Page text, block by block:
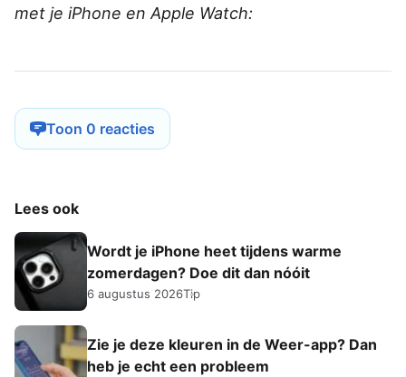
met je iPhone en Apple Watch:
Toon 0 reacties
Lees ook
Wordt je iPhone heet tijdens warme
zomerdagen? Doe dit dan nóóit
6 augustus 2026Tip
Zie je deze kleuren in de Weer-app? Dan
heb je echt een probleem